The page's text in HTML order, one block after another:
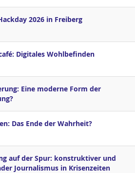
2026 in Freiberg
Digitales Wohlbefinden
Eine moderne Form der
Das Ende der Wahrheit?
auf der Spur: konstruktiver und
Journalismus in Krisenzeiten